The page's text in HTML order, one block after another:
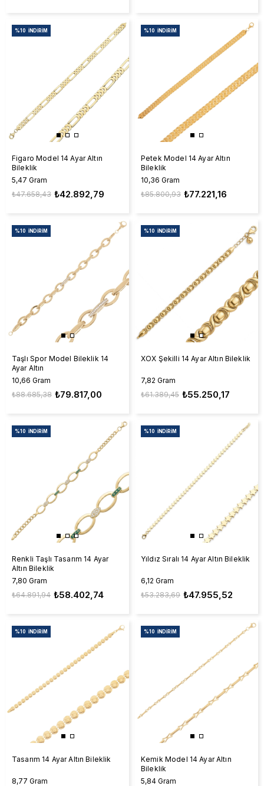
Figaro Model 14 Ayar Altın
Bileklik
5,47 Gram
₺42.892,79
₺47.658,43
%10 İNDIRIM
Petek Model 14 Ayar Altın
Bileklik
10,36 Gram
₺77.221,16
₺85.800,93
%10 İNDIRIM
Taşlı Spor Model Bileklik 14
Ayar Altın
10,66 Gram
₺79.817,00
₺88.685,38
%10 İNDIRIM
XOX Şekilli 14 Ayar Altın Bileklik
7,82 Gram
₺55.250,17
₺61.389,45
%10 İNDIRIM
Renkli Taşlı Tasarım 14 Ayar
Altın Bileklik
7,80 Gram
₺58.402,74
₺64.891,94
%10 İNDIRIM
Yıldız Sıralı 14 Ayar Altın Bileklik
6,12 Gram
₺47.955,52
₺53.283,69
%10 İNDIRIM
Tasarım 14 Ayar Altın Bileklik
8,77 Gram
%10 İNDIRIM
Kemik Model 14 Ayar Altın
Bileklik
5,84 Gram
%10 İNDIRIM